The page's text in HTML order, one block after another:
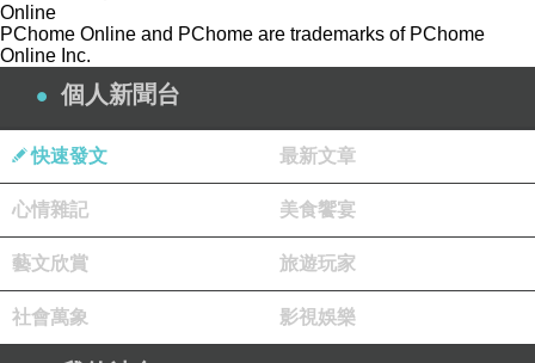
Online
PChome Online and PChome are trademarks of PChome
Online Inc.
個人新聞台
快速發文 最新文章
心情雜記 美食饗宴
藝文欣賞 旅遊玩家
社會萬象 影視娛樂